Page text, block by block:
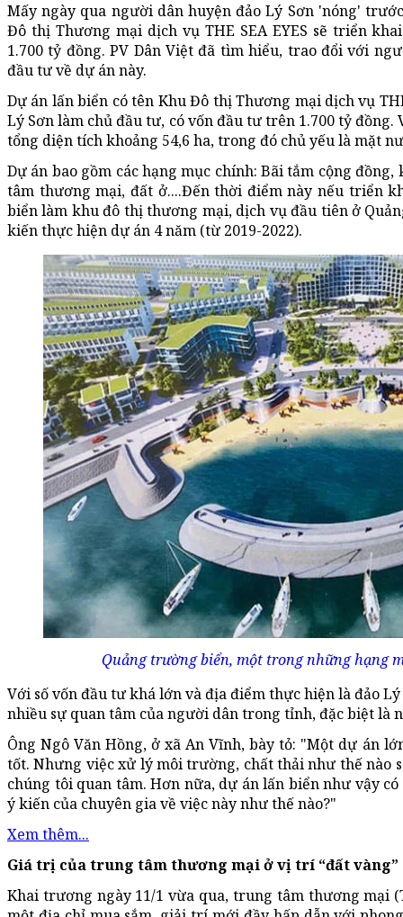
Mấy ngày qua người dân huyện đảo Lý Sơn 'nóng'
Đô thị Thương mại dịch vụ THE SEA EYES sẽ triển
1.700 tỷ đồng. PV Dân Việt đã tìm hiểu, trao đổi với
đầu tư về dự án này.
Dự án lấn biển có tên Khu Đô thị Thương mại dịch vụ
Lý Sơn làm chủ đầu tư, có vốn đầu tư trên 1.700 tỷ
tổng diện tích khoảng 54,6 ha, trong đó chủ yếu là mặt
Dự án bao gồm các hạng mục chính: Bãi tắm cộng
tâm thương mại, đất ở....Đến thời điểm này nếu triển
biển làm khu đô thị thương mại, dịch vụ đầu tiên ở
kiến thực hiện dự án 4 năm (từ 2019-2022).
Quảng trường biển, một trong những hạng
Với số vốn đầu tư khá lớn và địa điểm thực hiện là đảo
nhiều sự quan tâm của người dân trong tỉnh, đặc biệt là
Ông Ngô Văn Hồng, ở xã An Vĩnh, bày tỏ: "Một dự án
tốt. Nhưng việc xử lý môi trường, chất thải như thế nào
chúng tôi quan tâm. Hơn nữa, dự án lấn biển như vậy
ý kiến của chuyên gia về việc này như thế nào?"
Xem thêm...
Giá trị của trung tâm thương mại ở vị trí “đất vàng”
Khai trương ngày 11/1 vừa qua, trung tâm thương mại